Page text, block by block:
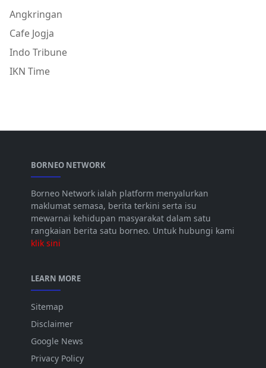
Angkringan
Cafe Jogja
Indo Tribune
IKN Time
BORNEO NETWORK
Borneo Network ialah platform menyalurkan
maklumat semasa, berita terkini serta isu
mewarnai kehidupan masyarakat dalam satu
rangkaian berita satu borneo. Untuk hubungi kami
klik sini
LEARN MORE
Sitemap
Disclaimer
Google News
Privacy Policy